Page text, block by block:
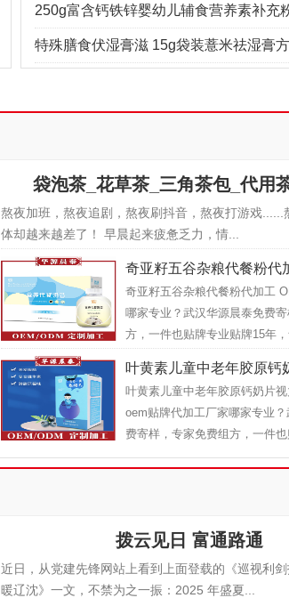
250g富含钙铁锌婴幼儿辅食营养素补充
特殊膳食伏湿膏滋 15g袋装薏米祛湿膏
袋泡茶_花草茶_三角茶包_代用
熬夜加班，熬夜追剧，熬夜刷抖音，熬夜打游戏......
体却越来越差了！ 早晨起来疲惫乏力，情...
奇亚籽五谷杂粮代餐粉代
生
奇亚籽五谷杂粮代餐粉代加工
哪家专业？武汉华源晨泰免费
方，一件也贴牌专业贴牌15年
叶黄素儿童中老年胶原钙
品
叶黄素儿童中老年胶原钙奶片
oem贴牌代加工厂家哪家专业
费寄样，专家免费组方，一件
拨云见日 富通路通
近日，从党建先锋网站上看到上面登载的《巡视利
暖辽沈》一文，不禁为之一振：2025 年盛夏...